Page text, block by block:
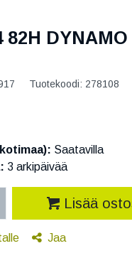
82H
Tuotekoodi: 278108
Saatavilla
3 arkipäivää
Lisää
Jaa